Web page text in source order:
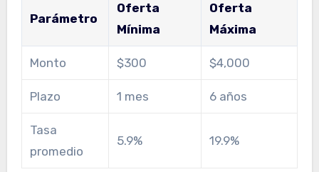
Parámetro
Oferta
Mínima
Oferta
Máxima
Monto $300 $4,000
Plazo 1 mes 6 años
Tasa
promedio
5.9% 19.9%